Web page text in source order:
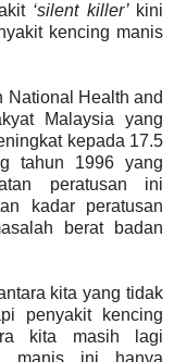
‘silent killer’ kini
kencing manis
National Health and
Malaysia yang
kepada 17.5
tahun 1996 yang
peratusan ini
kadar peratusan
berat badan
kita yang tidak
penyakit kencing
kita masih lagi